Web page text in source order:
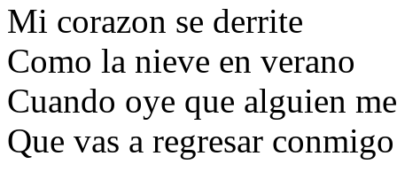
Mi corazon se derrite
Como la nieve en verano
Cuando oye que alguien
Que vas a regresar conmigo